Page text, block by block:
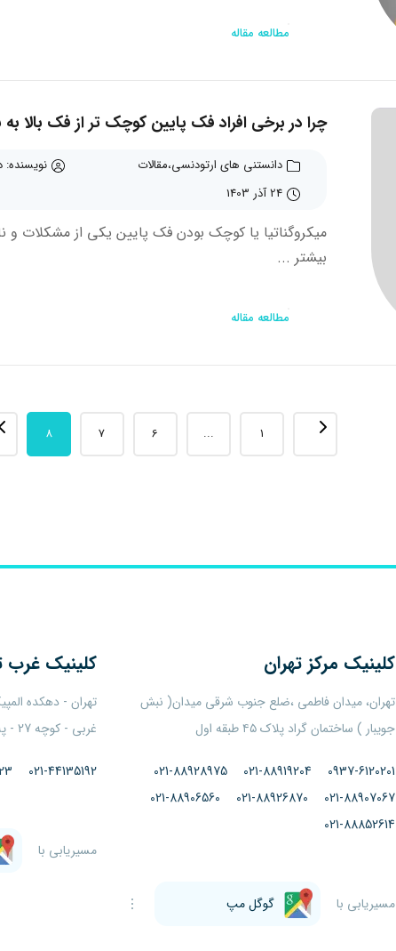
مطالعه مقاله
چرا در برخی افراد فک پایین کوچک تر از فک بالا به نظر می
دانستنی های ارتودنسی مقالات
24 آذر 1403
میکروگناتیا یا کوچک بودن فک پایین یکی از
بیشتر ...
مطالعه مقاله
1
...
6
7
8
کلینیک مرکز تهران
تهران، میدان فاطمی ،ضلع جنوب شرقی میدان( نبش
جویبار ) ساختمان گراد پلاک ۴۵ طبقه اول
0937-6120201
021-88919204
021-88928975
021-88907067
021-88926870
021-88906560
021-88852614
مسیریابی با گوگل مپ
کلینیکغرب
تهران - دهکده
غربی - کوچه 27 - پلاک 17
021-44135192
مسیریابی با